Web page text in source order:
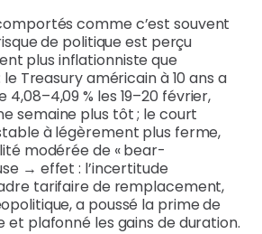
comme c’est souvent
de politique est perçu
plus inflationniste que
Treasury américain à 10 ans a
% les 19–20 février,
semaine plus tôt ; le court
à légèrement plus ferme,
modérée de « bear-
→ effet : l’incertitude
tarifaire de remplacement,
a poussé la prime de
et plafonné les gains de duration.